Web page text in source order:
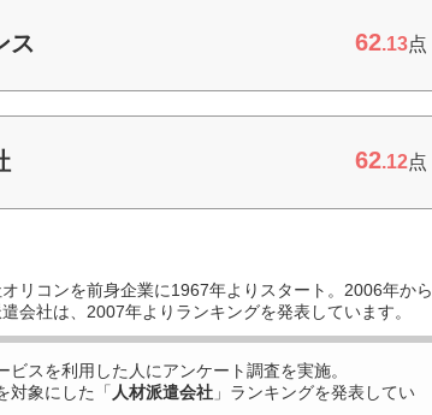
ス 62.13点
62.12点
リコンを前身企業に1967年よりスタート。2006年から
会社は、2007年よりランキングを発表しています。
ビスを利用した 人にアンケート調査を実施。
対象にした「 人材派遣会社 」ランキングを発表してい